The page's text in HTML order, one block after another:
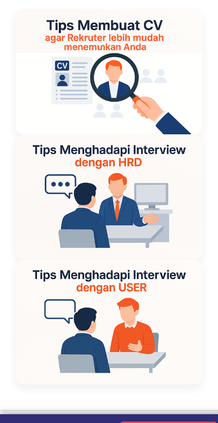
Kebijakan Privasi|Tentang Kami|